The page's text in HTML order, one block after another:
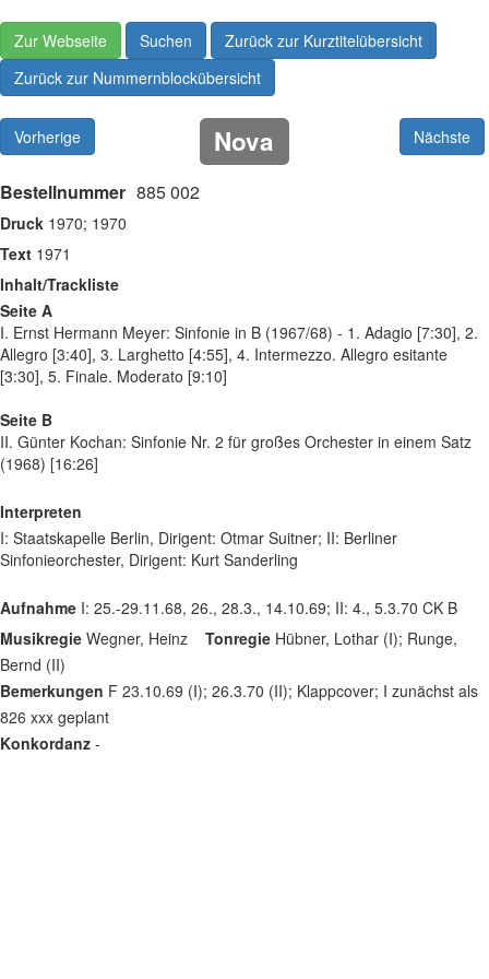
Zur Webseite Suchen
Zurück zur Kurztitelübersicht
Zurück zur Nummernblockübersicht
Vorherige Nova Nächste
Bestellnummer 885 002
Druck 1970; 1970
Text 1971
Inhalt/Trackliste
Seite A
I. Ernst Hermann Meyer: Sinfonie in B (1967/68) - 1. Adagio [7:30], 2.
Allegro [3:40], 3. Larghetto [4:55], 4. Intermezzo. Allegro esitante
[3:30], 5. Finale. Moderato [9:10]
Seite B
II. Günter Kochan: Sinfonie Nr. 2 für großes Orchester in einem Satz
(1968) [16:26]
Interpreten
I: Staatskapelle Berlin, Dirigent: Otmar Suitner; II: Berliner
Sinfonieorchester, Dirigent: Kurt Sanderling
Aufnahme I: 25.-29.11.68, 26., 28.3., 14.10.69; II: 4., 5.3.70 CK B
Musikregie Wegner, Heinz Tonregie Hübner, Lothar (I); Runge,
Bernd (II)
Bemerkungen F 23.10.69 (I); 26.3.70 (II); Klappcover; I zunächst als
826 xxx geplant
Konkordanz -